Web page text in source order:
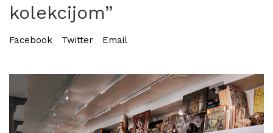
kolekcijom”
Facebook Twitter Email